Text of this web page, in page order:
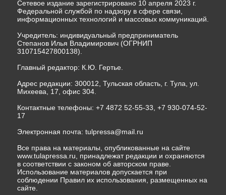
Сетевое издание зарегистрировано 10 апреля 2023 г.
Федеральной службой по надзору в сфере связи,
информационных технологий и массовых коммуникаций.
Учредитель: индивидуальный предприниматель
Степанов Илья Владимирович (ОГРНИП
310715427800138).
Главный редактор: К.Ю. Гертье.
Адрес редакции: 300012, Тульская область, г. Тула, ул.
Михеева, 17, офис 304.
Контактные телефоны: +7 4872 52-55-33, +7 930-074-52-
17
Электронная почта: tulpressa@mail.ru
Все права на материалы, опубликованные на сайте
www.tulapressa.ru, принадлежат редакции и охраняются
в соответствии с законом об авторском праве.
Использование материалов допускается при
соблюдении Правил их использования, размещенных на
сайте.